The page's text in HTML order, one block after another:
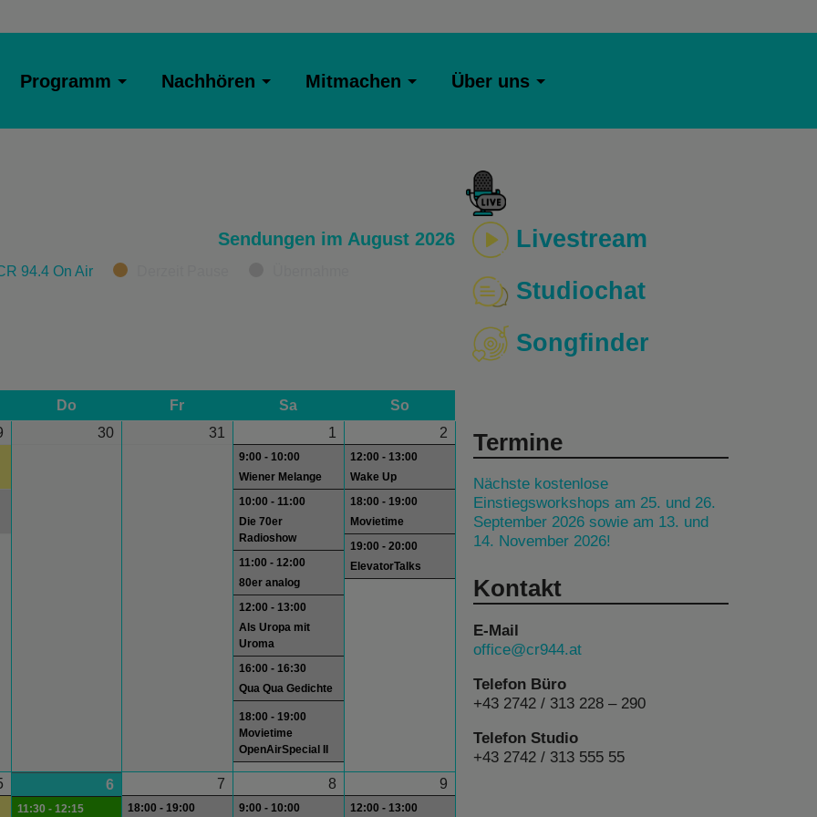
Programm Nachhören Mitmachen Über uns
Sendungen im August 2026
94.4 On Air
Do Fr Sa
So
30 31 1
9:00 - 10:00
Wiener Melange
10:00 - 11:00
Die 70er
Radioshow
11:00 - 12:00
80er analog
12:00 - 13:00
Als Uropa mit
Uroma
16:00 - 16:30
Qua Qua Gedichte
18:00 - 19:00
Movietime
OpenAirSpecial II
2
12:00 - 13:00
Wake Up
18:00 - 19:00
Movietime
19:00 - 20:00
ElevatorTalks
6
11:30 - 12:15
7
18:00 - 19:00
8
9:00 - 10:00
9
12:00 - 13:00
Livestream
Studiochat
Songfinder
Termine
Nächste kostenlose
Einstiegsworkshops am 25. und 26.
September 2026 sowie am 13. und
14. November 2026!
Kontakt
E-Mail
office@cr944.at
Telefon Büro
+43 2742 / 313 228 – 290
Telefon Studio
+43 2742 / 313 555 55